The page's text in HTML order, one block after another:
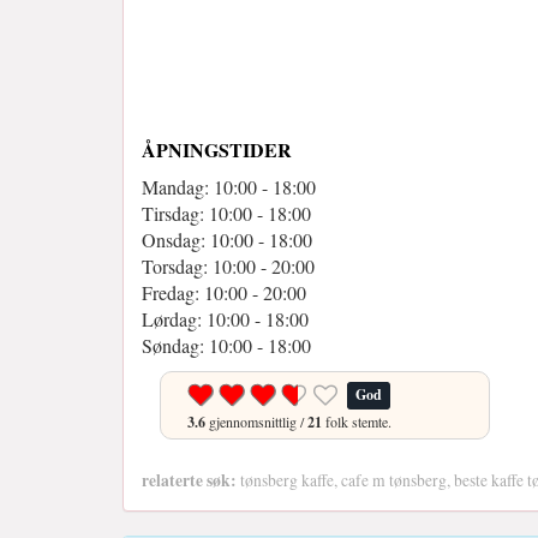
ÅPNINGSTIDER
Mandag: 10:00 - 18:00
Tirsdag: 10:00 - 18:00
Onsdag: 10:00 - 18:00
Torsdag: 10:00 - 20:00
Fredag: 10:00 - 20:00
Lørdag: 10:00 - 18:00
Søndag: 10:00 - 18:00
God
3.6 gjennomsnittlig /21 folk stemte.
relaterte søk: tønsberg kaffe, cafe m tønsberg, beste kaffe